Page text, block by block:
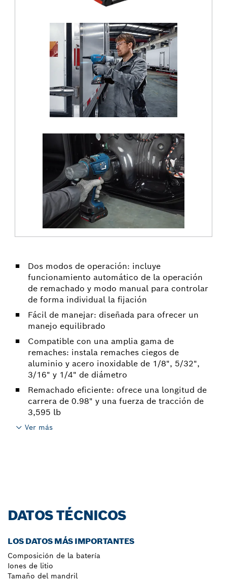
Dos modos de operación: incluye
funcionamiento automático de la operación
de remachado y modo manual para controlar
de forma individual la fijación
Fácil de manejar: diseñada para ofrecer un
manejo equilibrado
Compatible con una amplia gama de
remaches: instala remaches ciegos de
aluminio y acero inoxidable de 1/8", 5/32",
3/16" y 1/4" de diámetro
Remachado eficiente: ofrece una longitud de
carrera de 0.98" y una fuerza de tracción de
3,595 lb
Ver más
DATOS TÉCNICOS
LOS DATOS MÁS IMPORTANTES
Composición de la batería
Iones de litio
Tamaño del mandril